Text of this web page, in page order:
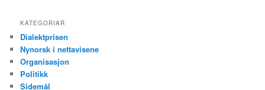
KATEGORIAR
Dialektprisen
Nynorsk i nettavisene
Organisasjon
Politikk
Sidemål